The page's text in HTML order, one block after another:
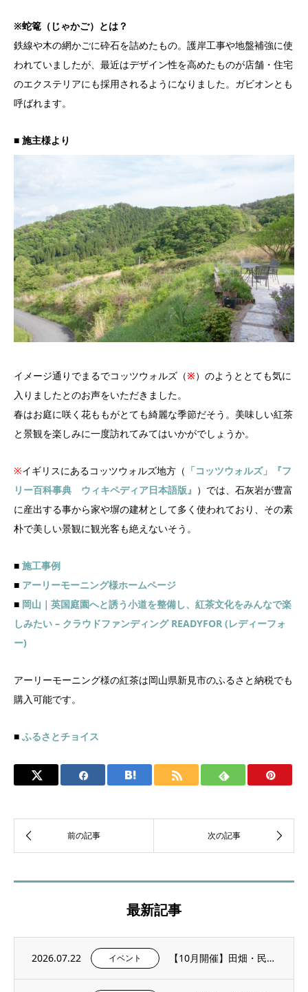
※蛇篭（じゃかご）とは？
鉄線や木の網かごに砕石を詰めたもの。護岸工事や地盤補強に使
われていましたが、最近はデザイン性を高めたものが店舗・住宅
のエクステリアにも採用されるようになりました。ガビオンとも
呼ばれます。
■ 施主様より
イメージ通りでまるでコッツウォルズ（※）のようととても気に
入りましたとのお声をいただきました。
春はお庭に咲く花ももがとても綺麗な季節だそう。美味しい紅茶
と景観を楽しみに一度訪れてみてはいかがでしょうか。
※イギリスにあるコッツウォルズ地方（ 「コッツウォルズ」『フ
リー百科事典 ウィキペディア日本語版』 ）では、石灰岩が豊富
に産出する事から家や塀の建材として多く使われており、その素
朴で美しい景観に観光客も絶えないそう。
■ 施工事例
■ アーリーモーニング様ホームページ
■ 岡山｜英国庭園へと誘う小道を整備し、紅茶文化をみんなで楽
しみたい – クラウドファンディング READYFOR (レディーフォ
ー)
アーリーモーニング様の紅茶は岡山県新見市のふるさと納税でも
購入可能です。
■ ふるさとチョイス
最新記事
2026.07.22 イベント 【10月開催】田畑・民家に残る石積み文化を学ぶ「石積み修復ワークショップ」を再び開催し...